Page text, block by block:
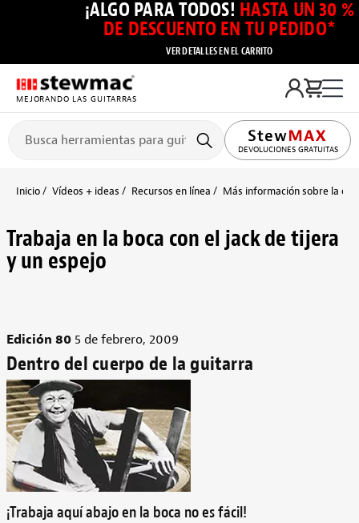
¡ALGO PARA TODOS! HASTA UN 30 %
DE DESCUENTO EN TU PEDIDO*
VER DETALLES EN EL CARRITO
MEJORANDO LAS GUITARRAS
DEVOLUCIONES GRATUITAS
Inicio Vídeos + ideas Recursos en línea Más información sobre la
Trabaja en la boca con el jack de tijera
y un espejo
Edición 805 de febrero, 2009
Dentro del cuerpo de la guitarra
¡Trabaja aquí abajo en la boca no es fácil!